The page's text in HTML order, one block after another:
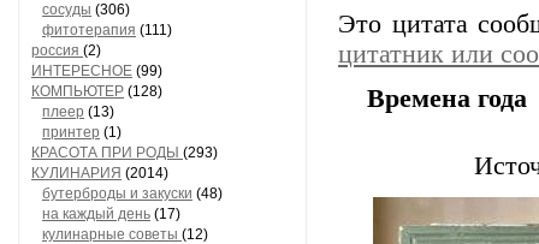
сосуды (306)
фитотерапия (111)
россия (2)
ИНТЕРЕСНОЕ (99)
КОМПЬЮТЕР (128)
плеер (13)
принтер (1)
КРАСОТА ПРИ РОДЫ (293)
КУЛИНАРИЯ (2014)
бутерброды и закуски (48)
на каждый день (17)
кулинарные советы (12)
Это цитата
цитатник или
Времена года